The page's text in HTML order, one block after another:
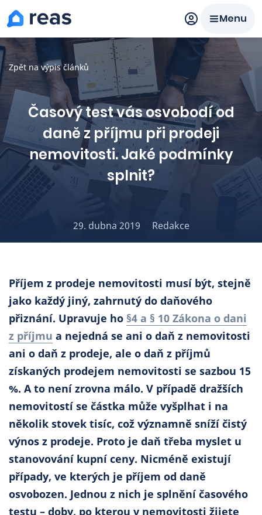
Menu
Prodat Koupit Ceny
Prodej s Reas.cz
Chytrý odhad ceny
Ceny prodaných nemovitostí
Přehled realitních makléřů
Blog
O nás
Kariéra
Kontakt
Zpět na výpis článků
Časový test vás osvobodí od
daně z příjmu při prodeji
nemovitosti. Jaké podmínky
splnit?
29. dubna 2019 Redakce
Příjem z prodeje nemovitosti musí být, stejně
jako každý jiný, zahrnutý do daňového
přiznání. Upravuje ho §4 a § 10 Zákona o dani
z příjmu a nejedná se ani o daň z nemovitosti
ani o daň z prodeje, ale o daň z příjmů
získaných prodejem nemovitosti se sazbou 15
%. A to není zrovna málo. V případě dražších
nemovitostí se částka může vyšplhat i na
několik stovek tisíc, což významně sníží čistý
výnos z prodeje. Proto je daň třeba myslet u
stanovování kupní ceny. Nicméně existují
případy, ve kterých je příjem od daně
osvobozen. Jednou z nich je splnění časového
testu – doby, po kterou v nemovitosti žijete